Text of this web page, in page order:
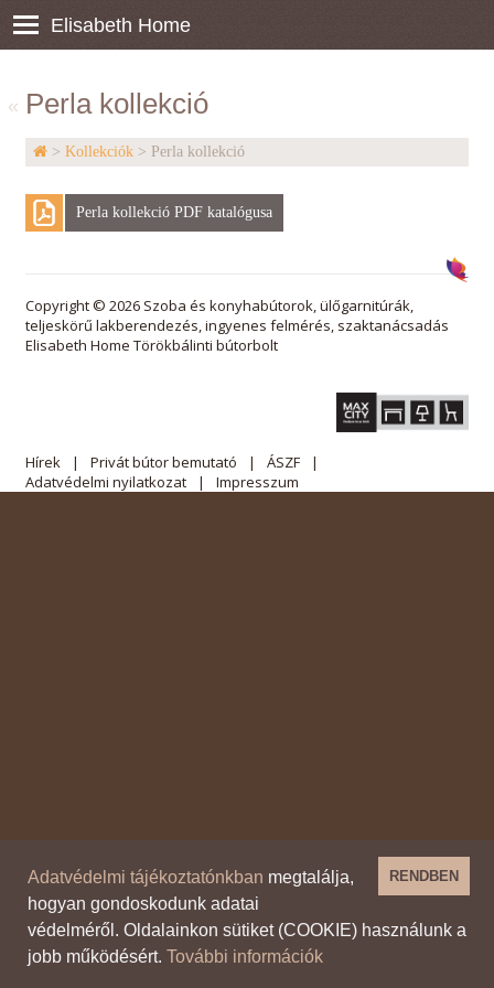
Elisabeth Home
Perla kollekció
«
> Kollekciók > Perla kollekció
Perla kollekció PDF katalógusa
Copyright © 2026 Szoba és konyhabútorok, ülőgarnitúrák,
teljeskörű lakberendezés, ingyenes felmérés, szaktanácsadás
Elisabeth Home Törökbálinti bútorbolt
Hírek Privát bútor bemutató
ÁSZF
Adatvédelmi nyilatkozat
Impresszum
RENDBEN
Adatvédelmi tájékoztatónkban megtalálja,
hogyan gondoskodunk adatai
védelméről. Oldalainkon sütiket (COOKIE) használunk a
jobb működésért. További információk